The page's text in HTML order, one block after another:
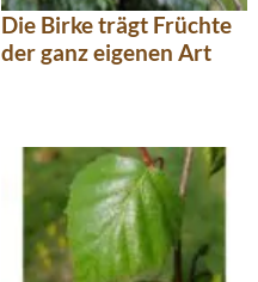
Die Birke trägt Früchte
der ganz eigenen Art